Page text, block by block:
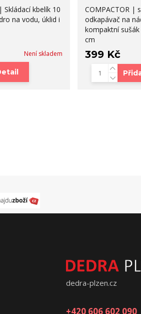
Skládací kbelík 10
na vodu, úklid i
Není skladem
COMPACTOR |
odkapávač na
kompaktní
cm
399 Kč
dedra-plzen.cz
+420 606 602 090